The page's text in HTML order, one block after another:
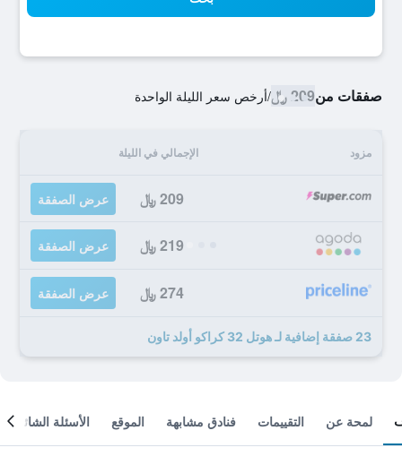
صفقات من209 ﷼ /أرخص سعر الليلة الواحدة
مزود الإجمالي في الليلة
209 ﷼ عرض الصفقة
219 ﷼ عرض الصفقة
274 ﷼ عرض الصفقة
23 صفقة إضافية لـ هوتل 32 كراكو أولد تاون
لمحة عن التقييمات فنادق مشابهة الموقع الأسئلة الشائعة